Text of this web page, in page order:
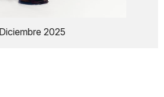
Diciembre 2025